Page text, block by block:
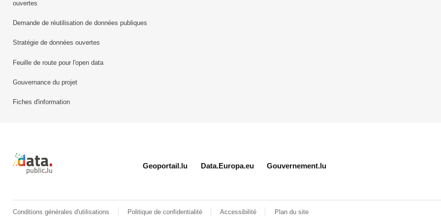
ouvertes
Demande de réutilisation de données publiques
Stratégie de données ouvertes
Feuille de route pour l'open data
Gouvernance du projet
Fiches d'information
Retour à l'accueil de data.public.lu
Geoportail.lu Data.Europa.eu Gouvernement.lu
Conditions générales d'utilisations Politique de confidentialité Accessibilité Plan du site